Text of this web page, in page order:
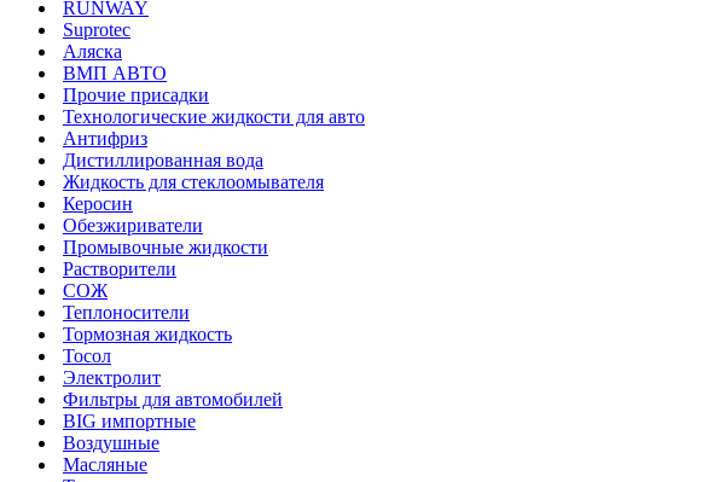
RUNWAY
Suprotec
Аляска
ВМП АВТО
Прочие присадки
Технологические жидкости для авто
Антифриз
Дистиллированная вода
Жидкость для стеклоомывателя
Керосин
Обезжириватели
Промывочные жидкости
Растворители
СОЖ
Теплоносители
Тормозная жидкость
Тосол
Электролит
Фильтры для автомобилей
BIG импортные
Воздушные
Масляные